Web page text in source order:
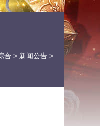
合 > 新闻公告 >